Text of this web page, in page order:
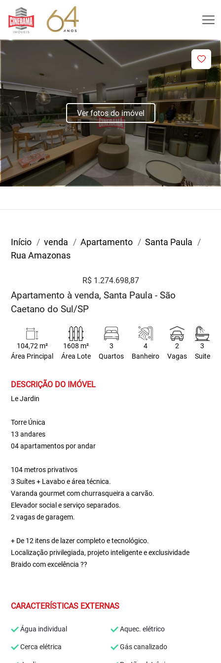
Ver fotos do imóvel
Início venda Apartamento
Santa Paula
Rua Amazonas
R$ 1.274.698,87
Apartamento à venda, Santa Paula - São
Caetano do Sul/SP
104,72 m²
Área Principal
1608 m²
Área Lote
3
Quartos
4
Banheiro
2
Vagas
3
Suite
DESCRIÇÃO DO IMÓVEL
Le Jardin
Torre Única
13 andares
04 apartamentos por andar
104 metros privativos
3 Suítes + Lavabo e área técnica.
Varanda gourmet com churrasqueira a carvão.
Elevador social e serviço separados.
2 vagas de garagem.
+ De 12 itens de lazer completo e tecnológico.
Localização privilegiada, projeto inteligente e exclusividade
Braido com excelência ??
CARACTERÍSTICAS EXTERNAS
Água individual Aquec. elétrico
Cerca elétrica Gás canalizado